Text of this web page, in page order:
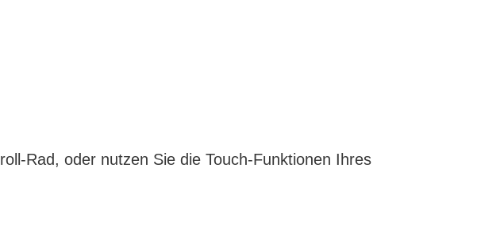
Rad, oder nutzen Sie die Touch-Funktionen Ihres